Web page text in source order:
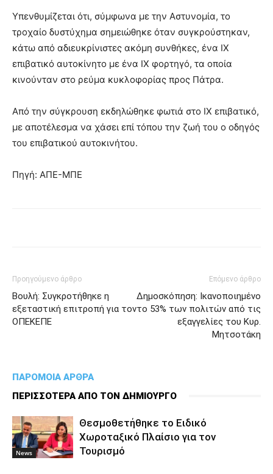
Υπενθυμίζεται ότι, σύμφωνα με την Αστυνομία, το
τροχαίο δυστύχημα σημειώθηκε όταν συγκρούστηκαν,
κάτω από αδιευκρίνιστες ακόμη συνθήκες, ένα ΙΧ
επιβατικό αυτοκίνητο με ένα ΙΧ φορτηγό, τα οποία
κινούνταν στο ρεύμα κυκλοφορίας προς Πάτρα.
Από την σύγκρουση εκδηλώθηκε φωτιά στο ΙΧ επιβατικό,
με αποτέλεσμα να χάσει επί τόπου την ζωή του ο οδηγός
του επιβατικού αυτοκινήτου.
Πηγή: ΑΠΕ-ΜΠΕ
Προηγούμενο άρθρο
Βουλή: Συγκροτήθηκε η
εξεταστική επιτροπή για τον
ΟΠΕΚΕΠΕ
Επόμενο άρθρο
Δημοσκόπηση: Ικανοποιημένο
το 53% των πολιτών από τις
εξαγγελίες του Κυρ.
Μητσοτάκη
ΠΑΡΟΜΟΙΑ ΑΡΘΡΑ
ΠΕΡΙΣΣΟΤΕΡΑ ΑΠΟ ΤΟΝ ΔΗΜΙΟΥΡΓΟ
News
Θεσμοθετήθηκε το Ειδικό
Χωροταξικό Πλαίσιο για τον
Τουρισμό